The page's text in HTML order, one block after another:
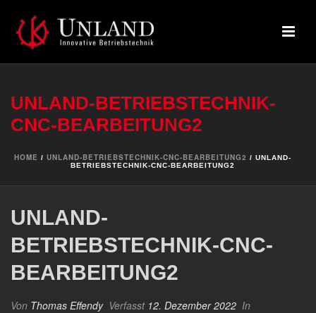
UNLAND-BETRIEBSTECHNIK-
CNC-BEARBEITUNG2
HOME / UNLAND-BETRIEBSTECHNIK-CNC-BEARBEITUNG2 / UNLAND-
BETRIEBSTECHNIK-CNC-BEARBEITUNG2
UNLAND-
BETRIEBSTECHNIK-CNC-
BEARBEITUNG2
Von Thomas Effendy Verfasst 12. Dezember 2022 In